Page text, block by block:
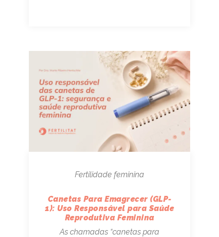
Fertilidade feminina
Canetas Para Emagrecer (GLP-
1): Uso Responsável para Saúde
Reprodutiva Feminina
As chamadas “canetas para